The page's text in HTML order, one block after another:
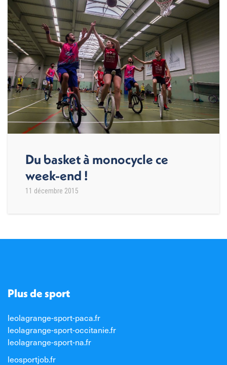
Du basket à monocycle ce
week-end !
11 décembre 2015
Plus de sport
leolagrange-sport-paca.fr
leolagrange-sport-occitanie.fr
leolagrange-sport-na.fr
leosportjob.fr